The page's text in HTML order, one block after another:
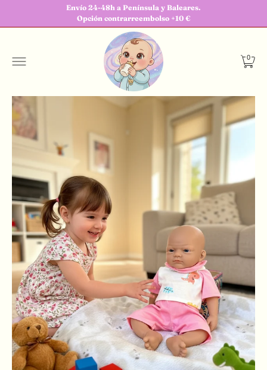
Envío 24-48h a Península y Baleares.
Opción contrarreembolso +10 €
0